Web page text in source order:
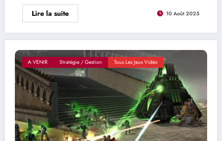
Lire la suite 10 Août 2025
A VENIR Stratégie / Gestion Tous Les Jeux Vidéo